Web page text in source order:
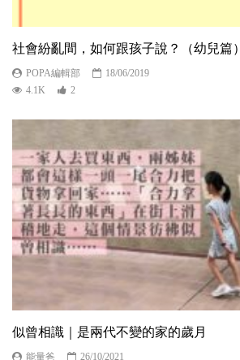
社會紛亂間，如何跟孩子說？（幼兒篇）
POPA編輯部
18/06/2019
4.1K
2
似曾相識｜是兩代不變的家的歲月
能量爸
26/10/2021